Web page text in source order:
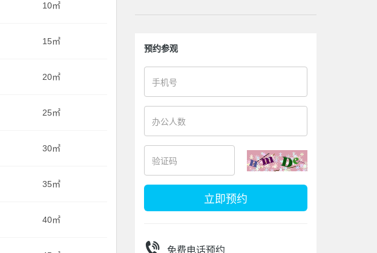
10㎡
15㎡
20㎡
25㎡
30㎡
35㎡
40㎡
预约参观
立即预约
免费电话预约